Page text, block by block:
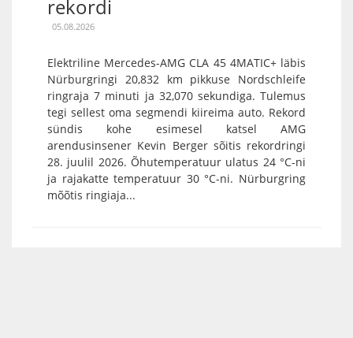
rekordi
05.08.2026
Elektriline Mercedes-AMG CLA 45 4MATIC+ läbis
Nürburgringi 20,832 km pikkuse Nordschleife
ringraja 7 minuti ja 32,070 sekundiga. Tulemus
tegi sellest oma segmendi kiireima auto. Rekord
sündis kohe esimesel katsel AMG
arendusinsener Kevin Berger sõitis rekordringi
28. juulil 2026. Õhutemperatuur ulatus 24 °C-ni
ja rajakatte temperatuur 30 °C-ni. Nürburgring
mõõtis ringiaja...